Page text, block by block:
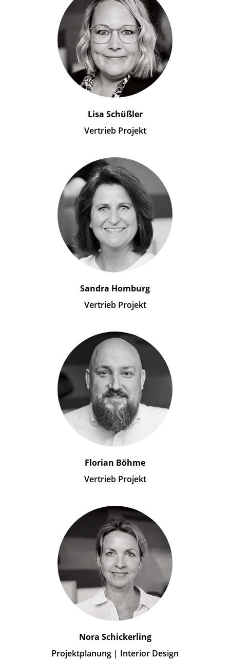
Lisa Schüßler
Vertrieb Projekt
Sandra Homburg
Vertrieb Projekt
Florian Böhme
Vertrieb Projekt
Nora Schickerling
Projektplanung | Interior Design